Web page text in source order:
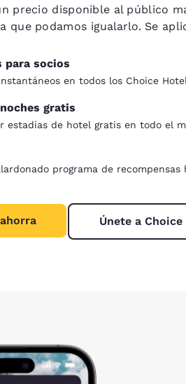
precio disponible al público
que podamos igualarlo. Se
para socios
en todos los Choice
gratis
estadías de hotel gratis en todo el
programa de recompensas
Únete a